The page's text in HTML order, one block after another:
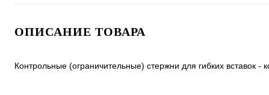
ОПИСАНИЕ ТОВАРА
Контрольные (ограничительные) стержни для гибких вставок